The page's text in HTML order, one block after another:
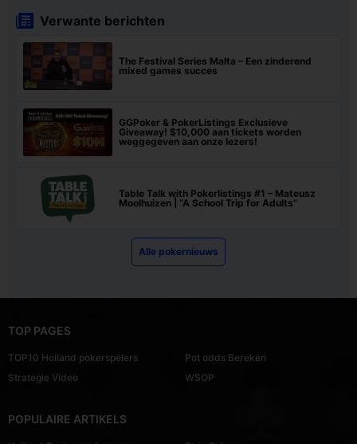
Verwante berichten
The Festival Series Malta – Een zinderend
mixed games succes
GGPoker & PokerListings Exclusieve
Giveaway! $10,000 aan tickets worden
weggegeven aan onze lezers!
Table Talk with Pokerlistings #1 – Mateusz
Moolhuizen | “A School Trip for Adults”
Alle pokernieuws
TOP PAGES
TOP10 Holland pokerspelers
Strategie Video
Pot odds Bereken
WSOP
POPULAIRE ARTIKELS